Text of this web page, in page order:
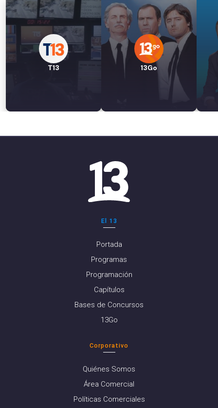
T13 13Go
El 13
Portada
Programas
Programación
Capítulos
Bases de Concursos
13Go
Corporativo
Quiénes Somos
Área Comercial
Políticas Comerciales